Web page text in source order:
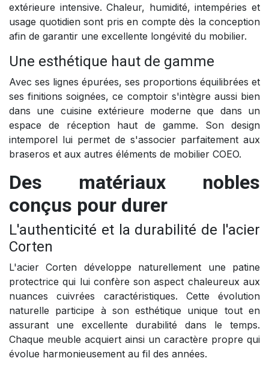
extérieure intensive. Chaleur, humidité, intempéries et
usage quotidien sont pris en compte dès la conception
afin de garantir une excellente longévité du mobilier.
Une esthétique haut de gamme
Avec ses lignes épurées, ses proportions équilibrées et
ses finitions soignées, ce comptoir s'intègre aussi bien
dans une cuisine extérieure moderne que dans un
espace de réception haut de gamme. Son design
intemporel lui permet de s'associer parfaitement aux
braseros et aux autres éléments de mobilier COEO.
Des matériaux nobles
conçus pour durer
L'authenticité et la durabilité de l'acier
Corten
L'acier Corten développe naturellement une patine
protectrice qui lui confère son aspect chaleureux aux
nuances cuivrées caractéristiques. Cette évolution
naturelle participe à son esthétique unique tout en
assurant une excellente durabilité dans le temps.
Chaque meuble acquiert ainsi un caractère propre qui
évolue harmonieusement au fil des années.